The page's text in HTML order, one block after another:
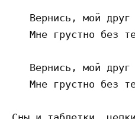
   Вернись, мой друг
Мне грустно без
   Вернись, мой друг
Мне грустно без